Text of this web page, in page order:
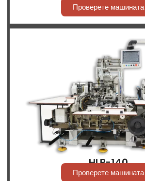
Проверете машината
HLP-140
Проверете машината